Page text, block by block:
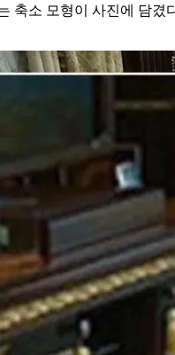
축소 모형이 사진에 담겼